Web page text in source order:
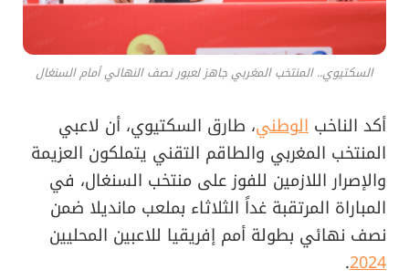
السكتيوي.. المنتخب المغربي جاهز لعبور نصف النهائي أمام السنغال
أكد الناخب الوطني، طارق السكتيوي، أن لاعبي
المنتخب المغربي والطاقم التقني يتملكون العزيمة
والإصرار اللازمين للفوز على منتخب السنغال، في
المباراة المرتقبة غداً الثلاثاء بملعب مانديلا ضمن
نصف نهائي بطولة أمم إفريقيا للاعبين المحليين
2024
.